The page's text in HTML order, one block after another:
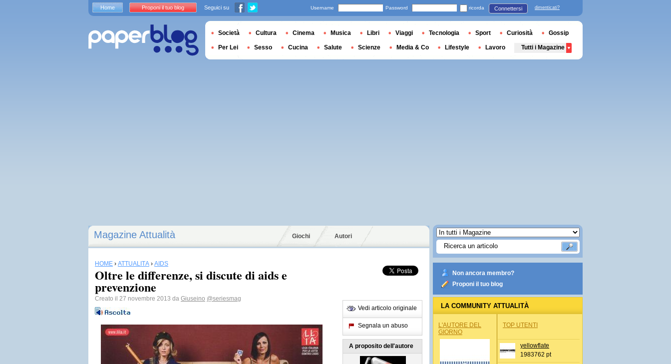
Magazine Attualità Giochi Autori
HOME › ATTUALITÀ › AIDS
Oltre le differenze, si discute di aids e
prevenzione
Creato il 27 novembre 2013 da Giuseino @seriesmag
Vedi articolo originale
Segnala un abuso
A proposito dell'autore
Non ancora membro?
Proponi il tuo blog
LA COMMUNITY ATTUALITÀ
L'AUTORE DEL
GIORNO
TOP UTENTI
yellowflate
1983762 pt
Home Proponi il tuo blog Seguici su Username Password ricorda Connettersi dimenticati?
Società Cultura Cinema Musica Libri Viaggi Tecnologia Sport Curiosità Gossip
Per Lei Sesso Cucina Salute Scienze Media & Co Lifestyle Lavoro Tutti i Magazine